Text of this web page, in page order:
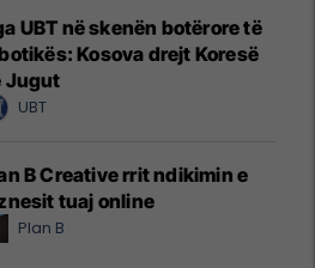
UBT në skenën botërore të
Kosova drejt Koresë
Jugut
UBT
B Creative rrit ndikimin e
tuaj online
Plan B